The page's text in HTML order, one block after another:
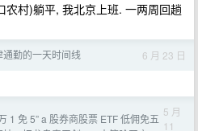
村)躺平, 我北京上班. 一两周回趟
通勤的一天时间线 6 月 23 日
1 免 5” a 股券商股票 ETF 低佣免五 5 月
11